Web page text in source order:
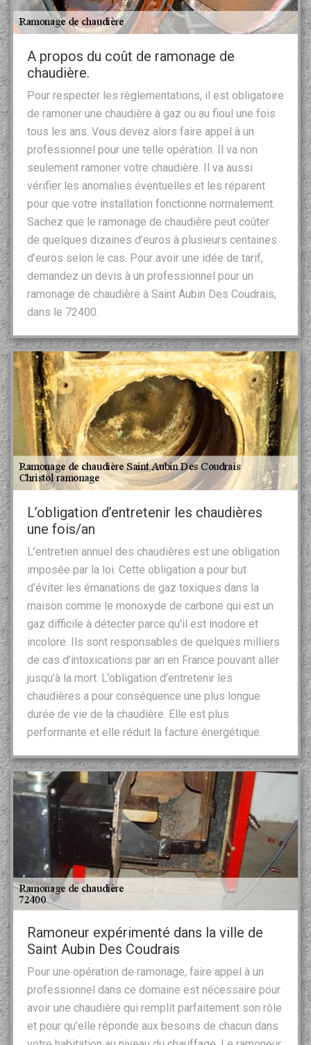
A propos du coût de ramonage de
chaudière.
Pour respecter les règlementations, il est obligatoire
de ramoner une chaudière à gaz ou au fioul une fois
tous les ans. Vous devez alors faire appel à un
professionnel pour une telle opération. Il va non
seulement ramoner votre chaudière. Il va aussi
vérifier les anomalies éventuelles et les réparent
pour que votre installation fonctionne normalement.
Sachez que le ramonage de chaudière peut coûter
de quelques dizaines d’euros à plusieurs centaines
d’euros selon le cas. Pour avoir une idée de tarif,
demandez un devis à un professionnel pour un
ramonage de chaudière à Saint Aubin Des Coudrais,
dans le 72400.
L’obligation d’entretenir les chaudières
une fois/an
L’entretien annuel des chaudières est une obligation
imposée par la loi. Cette obligation a pour but
d’éviter les émanations de gaz toxiques dans la
maison comme le monoxyde de carbone qui est un
gaz difficile à détecter parce qu’il est inodore et
incolore. Ils sont responsables de quelques milliers
de cas d’intoxications par an en France pouvant aller
jusqu’à la mort. L’obligation d’entretenir les
chaudières a pour conséquence une plus longue
durée de vie de la chaudière. Elle est plus
performante et elle réduit la facture énergétique.
Ramoneur expérimenté dans la ville de
Saint Aubin Des Coudrais
Pour une opération de ramonage, faire appel à un
professionnel dans ce domaine est nécessaire pour
avoir une chaudière qui remplit parfaitement son rôle
et pour qu’elle réponde aux besoins de chacun dans